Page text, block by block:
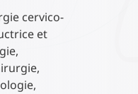
cervico-
et